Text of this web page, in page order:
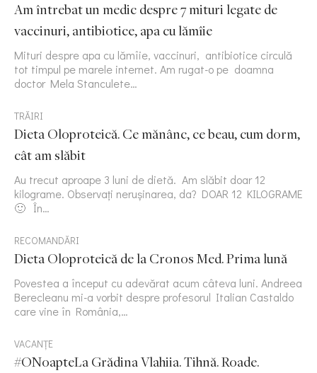
Am întrebat un medic despre 7 mituri legate de
vaccinuri, antibiotice, apa cu lămîie
Mituri despre apa cu lămîie, vaccinuri, antibiotice circulă
tot timpul pe marele internet. Am rugat-o pe doamna
doctor Mela Stanculete…
TRĂIRI
Dieta Oloproteică. Ce mănânc, ce beau, cum dorm,
cât am slăbit
Au trecut aproape 3 luni de dietă. Am slăbit doar 12
kilograme. Observați nerușinarea, da? DOAR 12 KILOGRAME
🙂 În…
RECOMANDĂRI
Dieta Oloproteică de la Cronos Med. Prima lună
Povestea a început cu adevărat acum câteva luni. Andreea
Berecleanu mi-a vorbit despre profesorul Italian Castaldo
care vine în România,…
VACANȚE
#ONoapteLa Grădina Vlahiia. Tihnă. Roade.